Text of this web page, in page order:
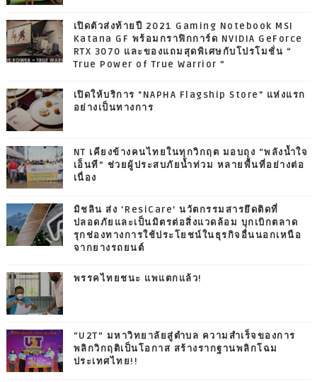
เปิดตัวส่งท้ายปี 2021 Gaming Notebook MSI
Katana GF พร้อมกราฟิกการ์ด NVIDIA GeForce
RTX 3070 และของแถมสุดพิเศษกับโปรโมชั่น “
True Power of True Warrior ”
เปิดให้บริการ "NAPHA Flagship Store" แห่งแรก
อย่างเป็นทางการ
NT เคียงข้างคนไทยในทุกวิกฤต มอบถุง “พลังน้ำใจ
เอ็นที” ช่วยผู้ประสบภัยน้ำท่วม หลายพื้นที่อย่างต่อ
เนื่อง
มิชลิน ส่ง ‘ResiCare’ นวัตกรรมสารยึดติดที่
ปลอดภัยและเป็นมิตรต่อสิ่งแวดล้อม บุกเบิกตลาด
รุกช่องทางการใช้ประโยชน์ในธุรกิจอื่นนอกเหนือ
จากยางรถยนต์
พรรคไทยชนะ แพแตกแล้ว!
“U2T” มหาวิทยาลัยสู่ตำบล ความสำเร็จของการ
พลิกวิกฤติเป็นโอกาส สร้างรากฐานพลิกโฉม
ประเทศไทย!!